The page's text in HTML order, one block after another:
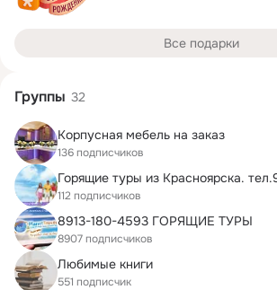
Все подарки
Группы 32
Корпусная мебель на заказ
136 подписчиков
Горящие туры из Красноярска.
112 подписчиков
8913-180-4593 ГОРЯЩИЕ ТУРЫ
8907 подписчиков
Любимые книги
551 подписчик